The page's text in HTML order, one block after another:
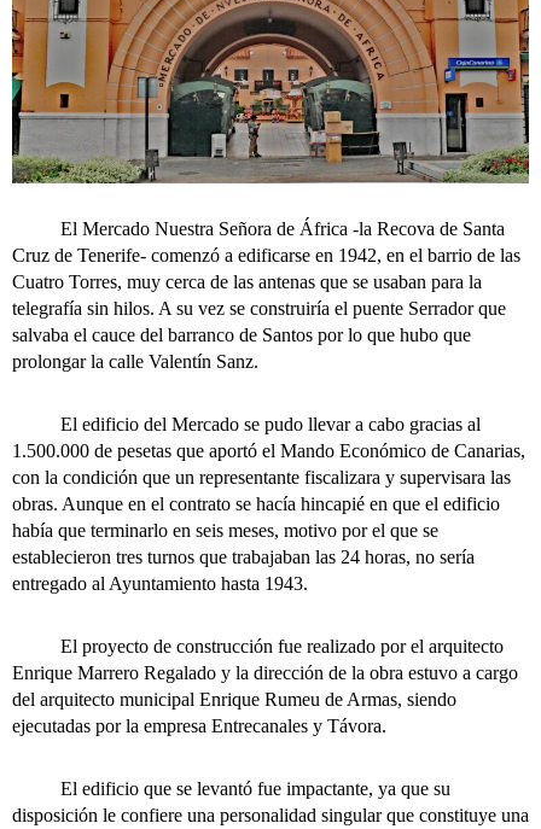
El Mercado Nuestra Señora de África -la Recova de Santa
Cruz de Tenerife- comenzó a edificarse en 1942, en el barrio de las
Cuatro Torres, muy cerca de las antenas que se usaban para la
telegrafía sin hilos. A su vez se construiría el puente Serrador que
salvaba el cauce del barranco de Santos por lo que hubo que
prolongar la calle Valentín Sanz.
El edificio del Mercado se pudo llevar a cabo gracias al
1.500.000 de pesetas que aportó el Mando Económico de Canarias,
con la condición que un representante fiscalizara y supervisara las
obras. Aunque en el contrato se hacía hincapié en que el edificio
había que terminarlo en seis meses, motivo por el que se
establecieron tres turnos que trabajaban las 24 horas, no sería
entregado al Ayuntamiento hasta 1943.
El proyecto de construcción fue realizado por el arquitecto
Enrique Marrero Regalado y la dirección de la obra estuvo a cargo
del arquitecto municipal Enrique Rumeu de Armas, siendo
ejecutadas por la empresa Entrecanales y Távora.
El edificio que se levantó fue impactante, ya que su
disposición le confiere una personalidad singular que constituye una